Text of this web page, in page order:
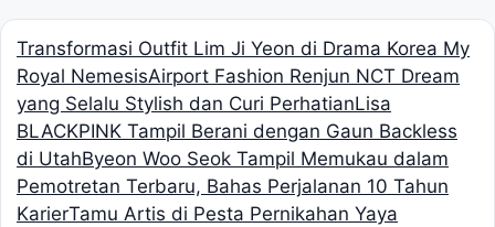
Transformasi Outfit Lim Ji Yeon di Drama Korea My
Royal NemesisAirport Fashion Renjun NCT Dream
yang Selalu Stylish dan Curi PerhatianLisa
BLACKPINK Tampil Berani dengan Gaun Backless
di UtahByeon Woo Seok Tampil Memukau dalam
Pemotretan Terbaru, Bahas Perjalanan 10 Tahun
KarierTamu Artis di Pesta Pernikahan Yaya